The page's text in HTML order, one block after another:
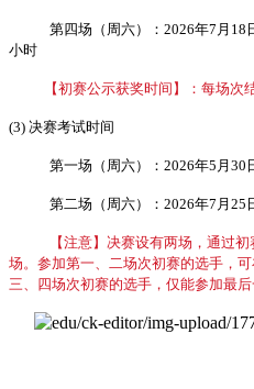
第四场（周六）：2026年7月18
小时
【初赛公示获奖时间】：每场次
(3) 决赛考试时间
第一场（周六）：2026年5月30
第二场（周六）：2026年7月25
【注意】决赛设有两场，通过
场。参加第一、二场次初赛的选手，
三、四场次初赛的选手，仅能参加最后